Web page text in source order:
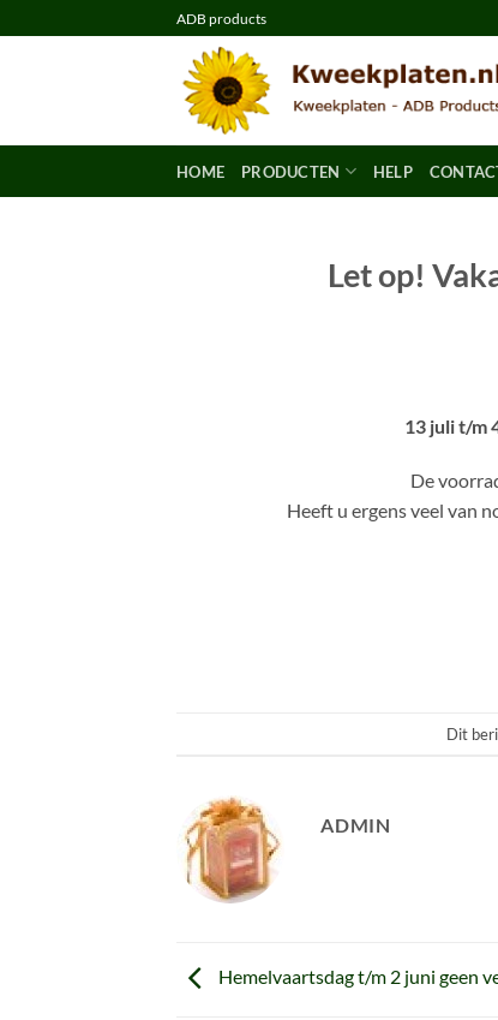
naar
ADB products
HOME PRODUCTEN HELP
Let op!
13 juli t/m
De
Heeft u ergens veel van
Dit
ADMIN
Hemelvaartsdag t/m 2 juni geen